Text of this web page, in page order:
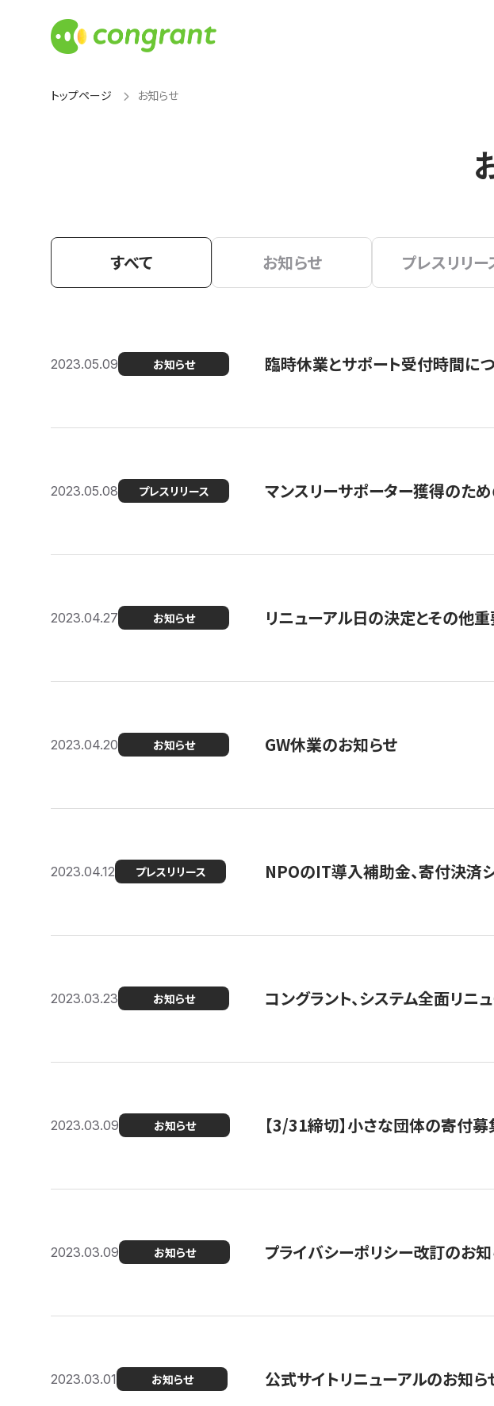
トップページ お知らせ
すべて お知らせ プレスリリー
2023.05.09 お知らせ 臨時休業とサポート受付時間に
2023.05.08 プレスリリース マンスリーサポーター獲得のた
2023.04.27 お知らせ リニューアル日の決定とその他
2023.04.20 お知らせ GW休業のお知らせ
2023.04.12 プレスリリース NPOのIT導入補助金、寄付決済
2023.03.23 お知らせ コングラント、システム全面リ
2023.03.09 お知らせ 【3/31締切】小さな団体の寄付
2023.03.09 お知らせ プライバシーポリシー改訂のお
2023.03.01 お知らせ 公式サイトリニューアルのお知ら